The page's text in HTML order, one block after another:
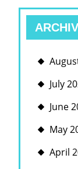
July
June
May
April